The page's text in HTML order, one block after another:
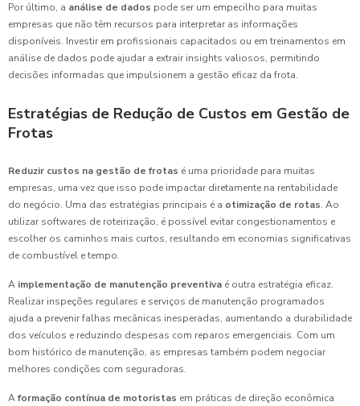
Por último, a análise de dados pode ser um empecilho para muitas
empresas que não têm recursos para interpretar as informações
disponíveis. Investir em profissionais capacitados ou em treinamentos em
análise de dados pode ajudar a extrair insights valiosos, permitindo
decisões informadas que impulsionem a gestão eficaz da frota.
Estratégias de Redução de Custos em Gestão de
Frotas
Reduzir custos na gestão de frotas é uma prioridade para muitas
empresas, uma vez que isso pode impactar diretamente na rentabilidade
do negócio. Uma das estratégias principais é a otimização de rotas. Ao
utilizar softwares de roteirização, é possível evitar congestionamentos e
escolher os caminhos mais curtos, resultando em economias significativas
de combustível e tempo.
A implementação de manutenção preventiva é outra estratégia eficaz.
Realizar inspeções regulares e serviços de manutenção programados
ajuda a prevenir falhas mecânicas inesperadas, aumentando a durabilidade
dos veículos e reduzindo despesas com reparos emergenciais. Com um
bom histórico de manutenção, as empresas também podem negociar
melhores condições com seguradoras.
Aformação contínua de motoristas em práticas de direção econômica